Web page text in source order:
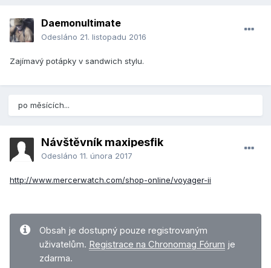
Daemonultimate
Odesláno 21. listopadu 2016
Zajímavý potápky v sandwich stylu.
po měsících...
Návštěvník maxipesfik
Odesláno 11. února 2017
http://www.mercerwatch.com/shop-online/voyager-ii
Obsah je dostupný pouze registrovaným
uživatelům. Registrace na Chronomag Fórum je
zdarma.